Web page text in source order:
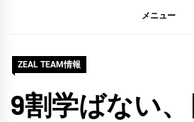
メニュー
ZEAL TEAM情報
9割学ばない